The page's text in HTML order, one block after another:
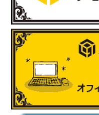
https://
http://www.e-sta.biz/
2025.6.17
「株式会社テイコク」様の
岐阜県内の中学生向けお仕
されました。
https://www.teikoku-
2025.5.8
「有限会社ホッピングワー
ホームページが新しくリニ
https://www.hopping.co.jp/